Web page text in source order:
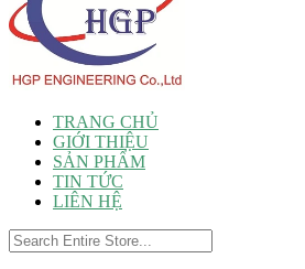
TRANG CHỦ
GIỚI THIỆU
SẢN PHẨM
TIN TỨC
LIÊN HỆ